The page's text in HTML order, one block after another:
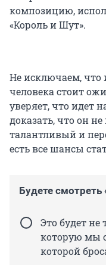
композицию,
«Король и Шут».
Не исключаем, что
человека стоит
уверяет, что идет
доказать, что он
талантливый и
есть все шансы
Будете
Это будет не
которую мы
которой